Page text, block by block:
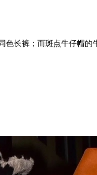
长裤；而斑点牛仔帽的